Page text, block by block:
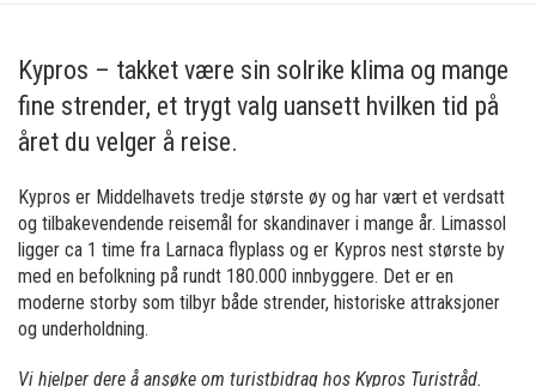
Kypros – takket være sin solrike klima og mange
fine strender, et trygt valg uansett hvilken tid på
året du velger å reise.
Kypros er Middelhavets tredje største øy og har vært et verdsatt
og tilbakevendende reisemål for skandinaver i mange år. Limassol
ligger ca 1 time fra Larnaca flyplass og er Kypros nest største by
med en befolkning på rundt 180.000 innbyggere. Det er en
moderne storby som tilbyr både strender, historiske attraksjoner
og underholdning.
Vi hjelper dere å ansøke om turistbidrag hos Kypros Turistråd.